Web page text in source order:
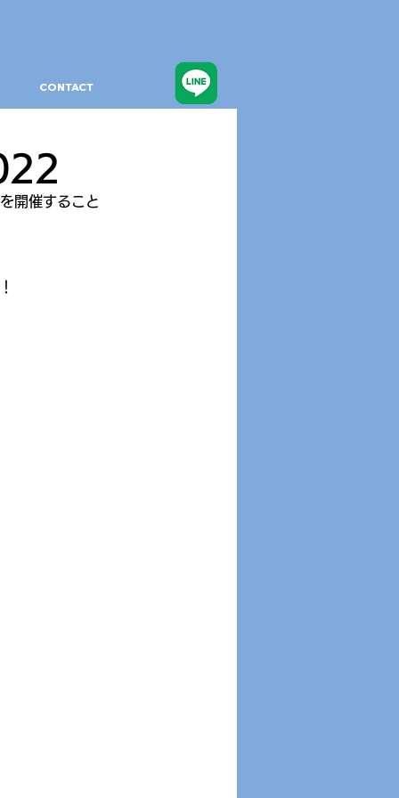
CONTACT
開催すること